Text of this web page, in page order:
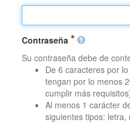
Contraseña
Su contraseña debe de
De 6 caracteres por
tengan por lo menos
cumplir más
Al menos 1 carácter
siguientes tipos: letra,